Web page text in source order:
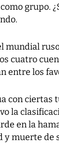
grupo.
cuatro
entre los
con ciertas
la
en la
muerte de